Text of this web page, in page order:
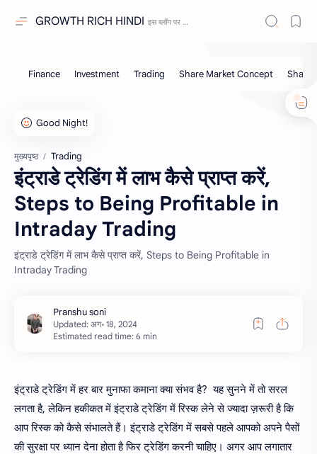
GROWTH RICH HINDI
मुख्यपृष्ठ Trading
इंट्राडे ट्रेडिंग में लाभ कैसे प्राप्त करें,
Steps to Being Profitable in
Intraday Trading
इंट्राडे ट्रेडिंग में लाभ कैसे प्राप्त करें, Steps to Being Profitable in
Intraday Trading
Estimated read time: 6 min
इंट्राडे ट्रेडिंग में हर बार मुनाफा कमाना क्या संभव है? यह सुनने में तो सरल
लगता है, लेकिन हकीकत में इंट्राडे ट्रेडिंग में रिस्क लेने से ज्यादा ज़रूरी है कि
आप रिस्क को कैसे संभालते हैं। इंट्राडे ट्रेडिंग में सबसे पहले आपको अपने पैसों
की सुरक्षा पर ध्यान देना होता है फिर ट्रेडिंग करनी चाहिए। अगर आप लगातार